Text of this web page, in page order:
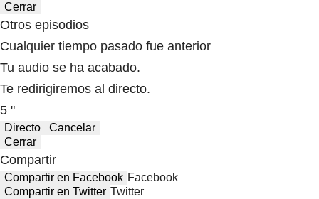
Cerrar
Otros episodios
Cualquier tiempo pasado fue anterior
Tu audio se ha acabado.
Te redirigiremos al directo.
5 "
Directo
Cancelar
Cerrar
Compartir
Compartir en Facebook Facebook
Compartir en Twitter Twitter